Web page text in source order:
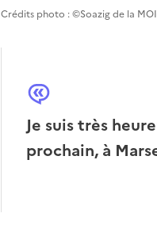
Crédits photo : ©Soazig de la
Je suis très
prochain, à